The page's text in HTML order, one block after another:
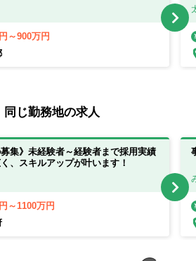
～900万円
同じ勤務地の求人
募集》未経験者～経験者まで採用実績
、スキルアップが叶います！
～1100万円